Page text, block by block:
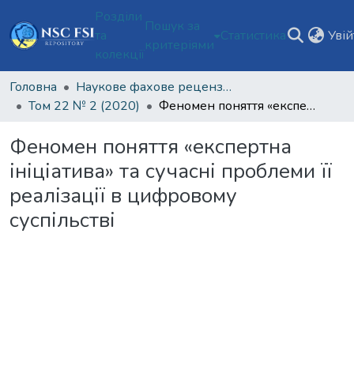
Розділи
та
колекції
Пошук за
критеріями
Статистика
Головна
Наукове фахове рецензоване видання відкритого доступу "Теорія та практика судової експертизи і криміналістики"
Том 22 № 2 (2020)
Феномен поняття «експертна ініціатива» та сучасні проблеми її реалізації в цифровому суспільстві
Феномен поняття «експертна
ініціатива» та сучасні проблеми її
реалізації в цифровому
суспільстві